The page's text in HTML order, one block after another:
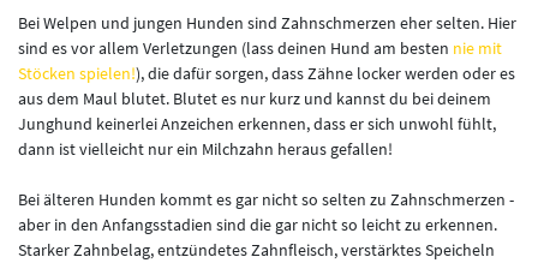
Bei Welpen und jungen Hunden sind Zahnschmerzen eher selten. Hier
sind es vor allem Verletzungen (lass deinen Hund am besten nie mit
Stöcken spielen!), die dafür sorgen, dass Zähne locker werden oder es
aus dem Maul blutet. Blutet es nur kurz und kannst du bei deinem
Junghund keinerlei Anzeichen erkennen, dass er sich unwohl fühlt,
dann ist vielleicht nur ein Milchzahn heraus gefallen!
Bei älteren Hunden kommt es gar nicht so selten zu Zahnschmerzen -
aber in den Anfangsstadien sind die gar nicht so leicht zu erkennen.
Starker Zahnbelag, entzündetes Zahnfleisch, verstärktes Speicheln